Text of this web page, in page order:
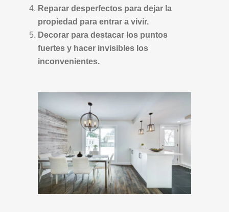
Reparar desperfectos para dejar la
propiedad para entrar a vivir.
Decorar para destacar los puntos
fuertes y hacer invisibles los
inconvenientes.